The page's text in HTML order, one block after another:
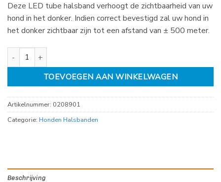
Deze LED tube halsband verhoogt de zichtbaarheid van uw
hond in het donker. Indien correct bevestigd zal uw hond in
het donker zichtbaar zijn tot een afstand van ± 500 meter.
LED tube halsband verstelbaar rood 20-70 cm, USB oplaadbaar
TOEVOEGEN AAN WINKELWAGEN
Artikelnummer: 0208901
Categorie: Honden Halsbanden
Beschrijving